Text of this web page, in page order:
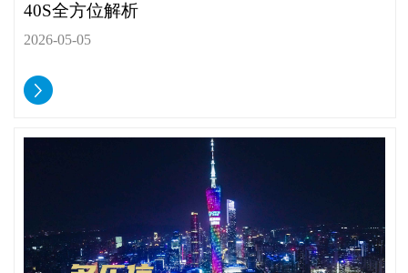
40S全方位解析
2026-05-05